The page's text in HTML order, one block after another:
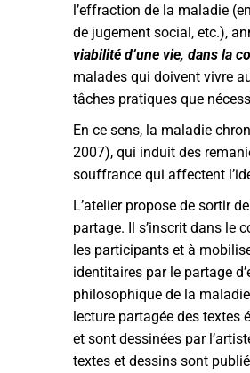
l’effraction de la maladie
de jugement social, etc.),
viabilité d’une vie, dans la
malades qui doivent vivre
tâches pratiques que
En ce sens, la maladie
2007), qui induit des
souffrance qui affectent
L’atelier propose de sortir
partage. Il s’inscrit dans le
les participants et à
identitaires par le partage
philosophique de la
lecture partagée des textes
et sont dessinées par
textes et dessins sont